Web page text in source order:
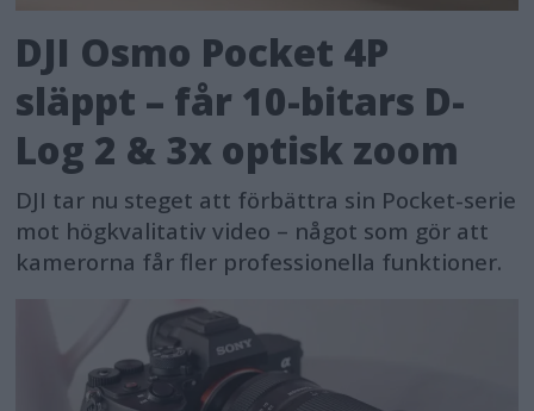
DJI Osmo Pocket 4P
släppt – får 10-bitars D-
Log 2 & 3x optisk zoom
DJI tar nu steget att förbättra sin Pocket-serie
mot högkvalitativ video – något som gör att
kamerorna får fler professionella funktioner.